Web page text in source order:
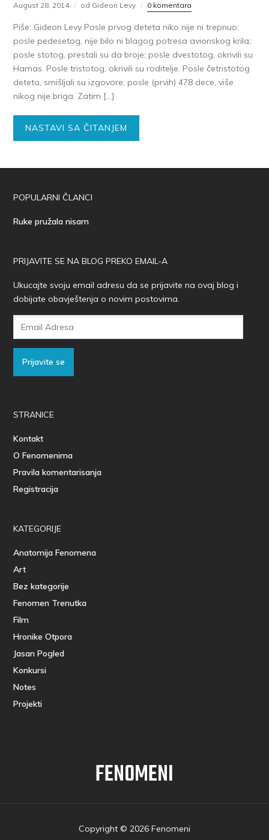
August 28, 2014 od Gideon Levy 0 komentara
Piše: Gideon Levy Posle prvog deteta niko nije ni trepnuo;
posle pedesetog, nije bilo ni blagog potresa avionskog krila;
posle stotog, prestali su da broje; posle dvestotog, okrivili su
Hamas. Posle tristotog, okrivili su roditelje. Posle četristotog
deteta, smišljali su izgovore; posle (prvih) 478 dece, više
nikog nije briga. Zatim […]
NASTAVI SA ČITANJEM
POPULARNI ČLANCI
Ruke pružala nisam
PRIJAVITE SE NA BLOG PREKO EMAIL-A
Ukucajte svoju email adresu da se prijavite na ovaj blog i
dobijate obavještenja o novim postovima.
Prijavite se
STRANICE
Kontakt
O Fenomenima
Pravila komentarisanja
Registracija
KATEGORIJE
Anatomija Fenomena
Art
Bez kategorije
Fenomen Trenutka
Film
Hronike Otpora
Jasan Pogled
Konkursi
Notes
Projekti
FENOMENI
Copyright © 2026 Fenomeni